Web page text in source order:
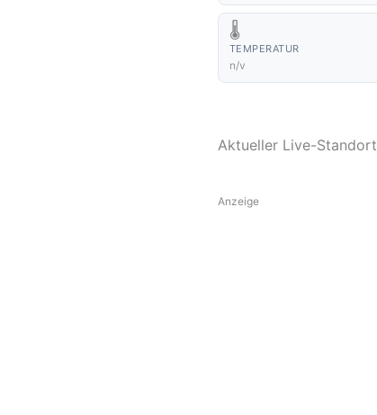
🌡️
TEMPERATUR
n/v
Aktueller Live-
Anzeige